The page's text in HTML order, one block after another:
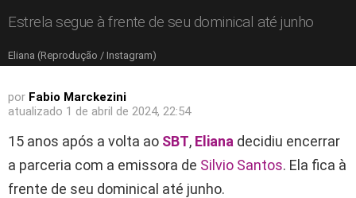
Estrela segue à frente de seu dominical até junho
Eliana (Reprodução / Instagram)
por Fabio Marckezini
atualizado 1 de abril de 2024, 22:54
15 anos após a volta ao SBT, Eliana decidiu encerrar
a parceria com a emissora de Silvio Santos. Ela fica à
frente de seu dominical até junho.